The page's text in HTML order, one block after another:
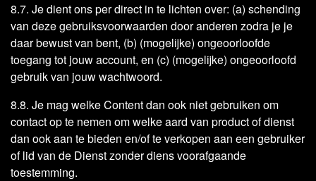
8.7. Je dient ons per direct in te lichten over: (a) schending
van deze gebruiksvoorwaarden door anderen zodra je je
daar bewust van bent, (b) (mogelijke) ongeoorloofde
toegang tot jouw account, en (c) (mogelijke) ongeoorloofd
gebruik van jouw wachtwoord.
8.8. Je mag welke Content dan ook niet gebruiken om
contact op te nemen om welke aard van product of dienst
dan ook aan te bieden en/of te verkopen aan een gebruiker
of lid van de Dienst zonder diens voorafgaande
toestemming.